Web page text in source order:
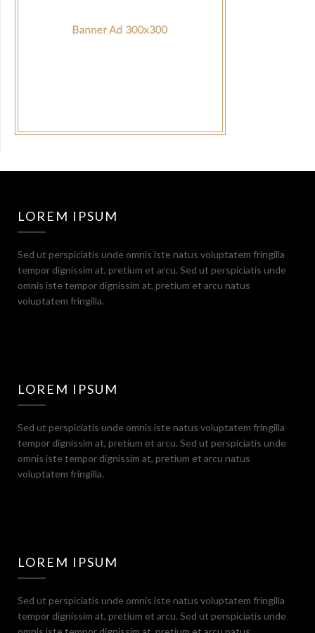
LOREM IPSUM
Sed ut perspiciatis unde omnis iste natus voluptatem fringilla
tempor dignissim at, pretium et arcu. Sed ut perspiciatis unde
omnis iste tempor dignissim at, pretium et arcu natus
voluptatem fringilla.
LOREM IPSUM
Sed ut perspiciatis unde omnis iste natus voluptatem fringilla
tempor dignissim at, pretium et arcu. Sed ut perspiciatis unde
omnis iste tempor dignissim at, pretium et arcu natus
voluptatem fringilla.
LOREM IPSUM
Sed ut perspiciatis unde omnis iste natus voluptatem fringilla
tempor dignissim at, pretium et arcu. Sed ut perspiciatis unde